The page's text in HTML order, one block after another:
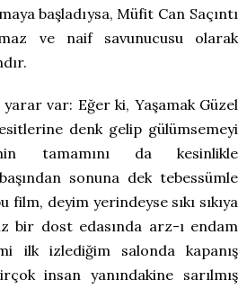
başladıysa, Müfit Can Saçıntı
ve naif savunucusu olarak
var: Eğer ki, Yaşamak Güzel
denk gelip gülümsemeyi
tamamını da kesinlikle
sonuna dek tebessümle
film, deyim yerindeyse sıkı sıkıya
bir dost edasında arz-ı endam
ilk izlediğim salonda kapanış
insan yanındakine sarılmış